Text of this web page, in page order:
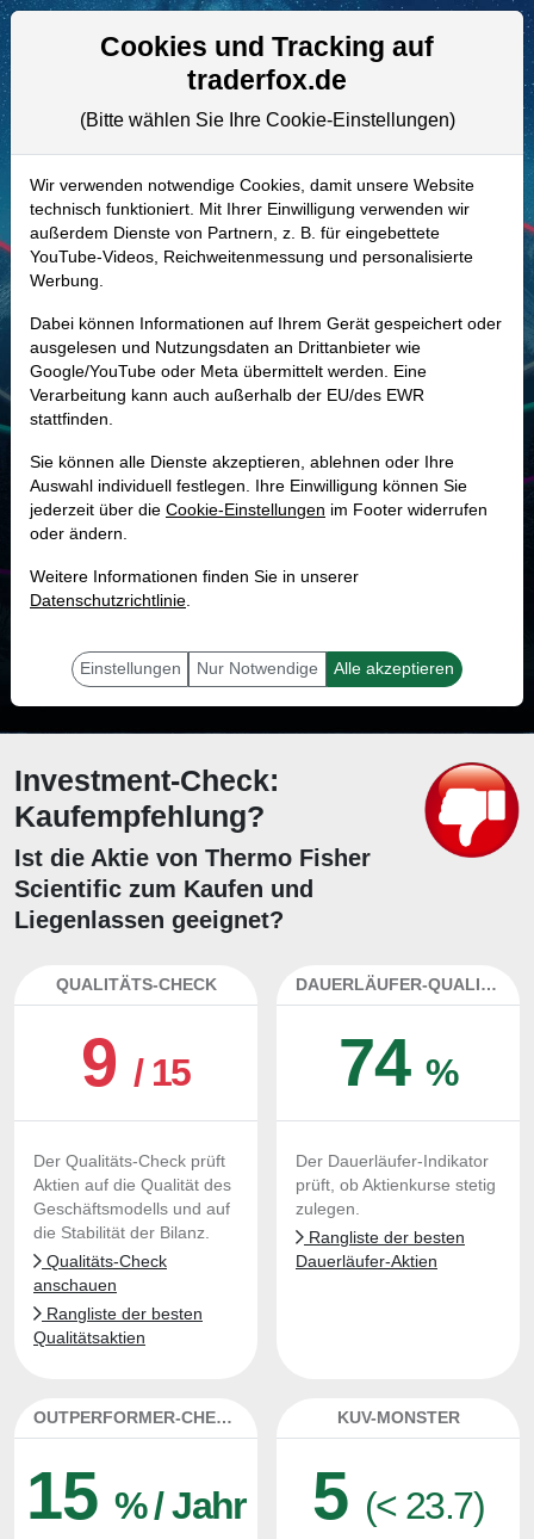
Aktien- und Artikelsuche
857209 | TMO–Thermo Fisher
Scientific Aktie
Realtime-Aktienkurs:
- - -
-
Marktkapitalisierung 216,94 Mrd. USD
Unternehmenswert
Umsatz 44,56 Mrd. USD
48.6 %
mit dieser Aktie erfolgreich sein.
Investment-Check:
Kaufempfehlung?
Ist die Aktie von Thermo Fisher
Scientific zum Kaufen und
Liegenlassen geeignet?
QUALITÄTS-CHECK
9/ 15
Der Qualitäts-Check prüft
Aktien auf die Qualität des
Geschäftsmodells und auf
die Stabilität der Bilanz.
Qualitäts-Check
anschauen
Rangliste der besten
Qualitätsaktien
DAUERLÄUFER-QUALITÄTEN
74%
Der Dauerläufer-Indikator
prüft, ob Aktienkurse stetig
zulegen.
Rangliste der besten
Dauerläufer-Aktien
OUTPERFORMER-CHECK
15 % / Jahr
KUV-MONSTER
5 (< 23.7)
Cookies und Tracking auf
traderfox.de
(Bitte wählen Sie Ihre Cookie-Einstellungen)
Wir verwenden notwendige Cookies, damit unsere Website
technisch funktioniert. Mit Ihrer Einwilligung verwenden wir
außerdem Dienste von Partnern, z. B. für eingebettete
YouTube-Videos, Reichweitenmessung und personalisierte
Werbung.
Dabei können Informationen auf Ihrem Gerät gespeichert oder
ausgelesen und Nutzungsdaten an Drittanbieter wie
Google/YouTube oder Meta übermittelt werden. Eine
Verarbeitung kann auch außerhalb der EU/des EWR
stattfinden.
Sie können alle Dienste akzeptieren, ablehnen oder Ihre
Auswahl individuell festlegen. Ihre Einwilligung können Sie
jederzeit über die Cookie-Einstellungen im Footer widerrufen
oder ändern.
Weitere Informationen finden Sie in unserer
Datenschutzrichtlinie.
Einstellungen Nur Notwendige Alle akzeptieren